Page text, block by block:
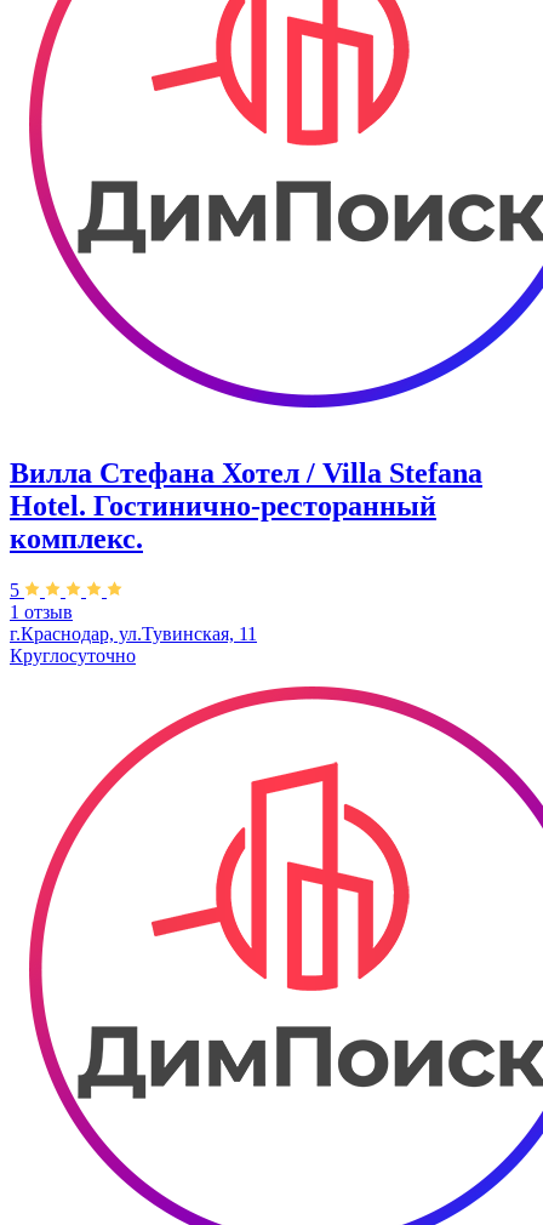
Вилла Стефана Хотел / Villa Stefana
Hotel. Гостинично-ресторанный
комплекс.
5
1 отзыв
г.Краснодар, ул.Тувинская, 11
Круглосуточно